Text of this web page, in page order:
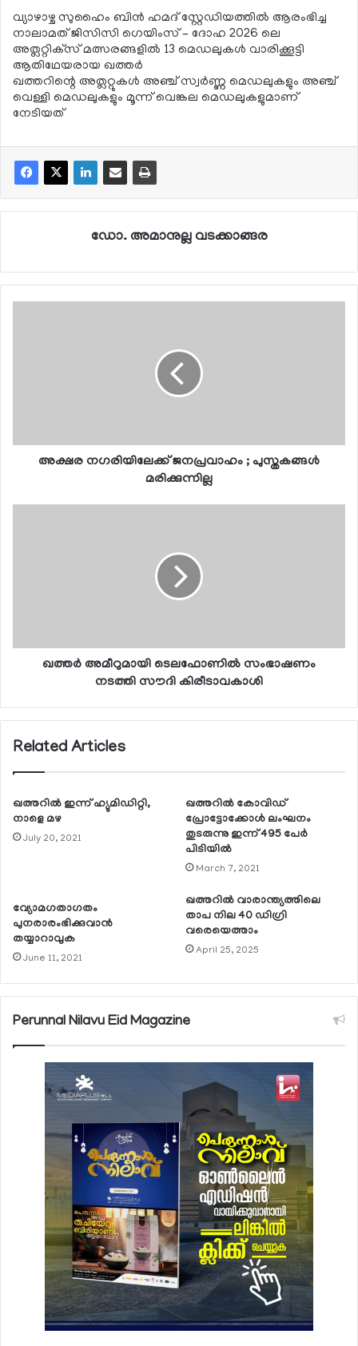
വ്യാഴാഴ്ച സുഹൈം ബിന്‍ ഹമദ് സ്റ്റേഡിയത്തില്‍ ആരംഭിച്ച
നാലാമത് ജിസിസി ഗെയിംസ് – ദോഹ 2026 ലെ
അത്ലറ്റിക്‌സ് മത്സരങ്ങളില്‍ 13 മെഡലുകള്‍ വാരിക്കൂട്ടി
ആതിഥേയരായ ഖത്തര്‍
ഖത്തറിന്റെ അത്ലറ്റുകള്‍ അഞ്ച് സ്വര്‍ണ്ണ മെഡലുകളും അഞ്ച്
വെള്ളി മെഡലുകളും മൂന്ന് വെങ്കല മെഡലുകളുമാണ്
നേടിയത്
ഡോ. അമാനുല്ല വടക്കാങ്ങര
അക്ഷര നഗരിയിലേക്ക് ജനപ്രവാഹം ; പുസ്തകങ്ങള്‍
മരിക്കുന്നില്ല
ഖത്തര്‍ അമീറുമായി ടെലഫോണില്‍ സംഭാഷണം
നടത്തി സൗദി കിരീടാവകാശി
Related Articles
ഖത്തറില്‍ ഇന്ന് ഹ്യുമിഡിറ്റി,
നാളെ മഴ
July 20, 2021
ഖത്തറില്‍ കോവിഡ്
പ്രോട്ടോക്കോള്‍ ലംഘനം
തുടരുന്നു ഇന്ന് 495 പേര്‍
പിടിയില്‍
March 7, 2021
വ്യോമഗതാഗതം
പുനരാരംഭിക്കുവാന്‍
തയ്യാറാവുക
June 11, 2021
ഖത്തറില്‍ വാരാന്ത്യത്തിലെ
താപ നില 40 ഡിഗ്രി
വരെയെത്താം
April 25, 2025
Perunnal Nilavu Eid Magazine